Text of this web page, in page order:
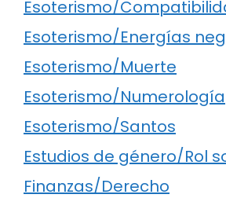
Esoterismo/
Esoterismo/Energías
Esoterismo/Muerte
Esoterismo/Numerología
Esoterismo/Santos
Estudios de género/Rol
Finanzas/Derecho